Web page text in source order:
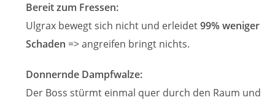
Bereit zum Fressen:
Ulgrax bewegt sich nicht und erleidet99% weniger
Schaden => angreifen bringt nichts.
Donnernde Dampfwalze:
Der Boss stürmt einmal quer durch den Raum und